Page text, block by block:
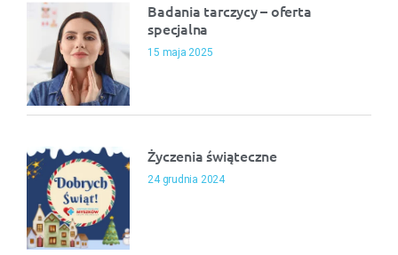
Badania tarczycy – oferta
specjalna
15 maja 2025
Życzenia świąteczne
24 grudnia 2024